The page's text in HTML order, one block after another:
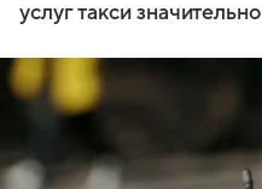
услуг такси